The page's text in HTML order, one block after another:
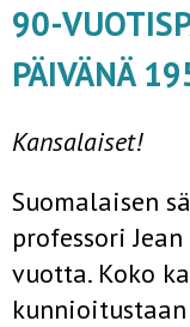
90-
PÄIVÄNÄ
Kansalaiset!
Suomalaisen
professori
vuotta. Koko